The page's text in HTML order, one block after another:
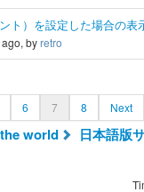
ト）を設定した場合の表
byretro
6 7 8 Next
world 日本語版